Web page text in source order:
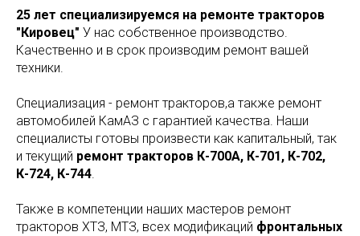
25 лет специализируемся на ремонте тракторов
"Кировец" У нас собственное производство.
Качественно и в срок производим ремонт вашей
техники.
Специализация - ремонт тракторов,а также ремонт
автомобилей КамАЗ с гарантией качества. Наши
специалисты готовы произвести как капитальный, так
и текущий ремонт тракторов К-700А, К-701, К-702,
К-724, К-744.
Также в компетенции наших мастеров ремонт
тракторов ХТЗ, МТЗ, всех модификаций фронтальных